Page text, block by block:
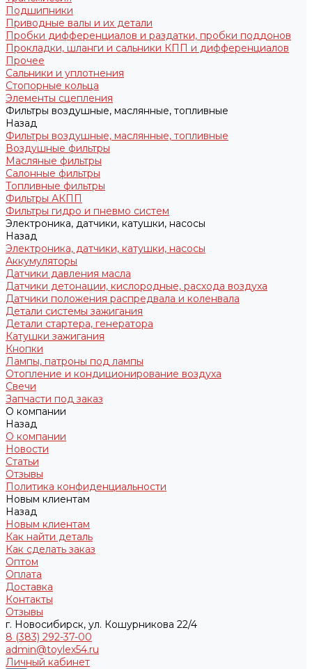
Подшипники
Приводные валы и их детали
Пробки дифференциалов и раздатки, пробки поддонов
Прокладки, шланги и сальники КПП и дифференциалов
Прочее
Сальники и уплотнения
Стопорные кольца
Элементы сцепления
Фильтры воздушные, маслянные, топливные
Назад
Фильтры воздушные, маслянные, топливные
Воздушные фильтры
Масляные фильтры
Салонные фильтры
Топливные фильтры
Фильтры АКПП
Фильтры гидро и пневмо систем
Электроника, датчики, катушки, насосы
Назад
Электроника, датчики, катушки, насосы
Аккумуляторы
Датчики давления масла
Датчики детонации, кислородные, расхода воздуха
Датчики положения распредвала и коленвала
Детали системы зажигания
Детали стартера, генератора
Катушки зажигания
Кнопки
Лампы, патроны под лампы
Отопление и кондиционирование воздуха
Свечи
Запчасти под заказ
О компании
Назад
О компании
Новости
Статьи
Отзывы
Политика конфиденциальности
Новым клиентам
Назад
Новым клиентам
Как найти деталь
Как сделать заказ
Оптом
Оплата
Доставка
Контакты
Отзывы
г. Новосибирск, ул. Кошурникова 22/4
8 (383) 292-37-00
admin@toylex54.ru
Личный кабинет